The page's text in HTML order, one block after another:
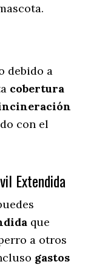
debido a
cobertura
con el
Extendida
que
a otros
gastos